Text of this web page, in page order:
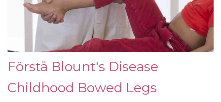
Förstå Blount's Disease
Childhood Bowed Legs